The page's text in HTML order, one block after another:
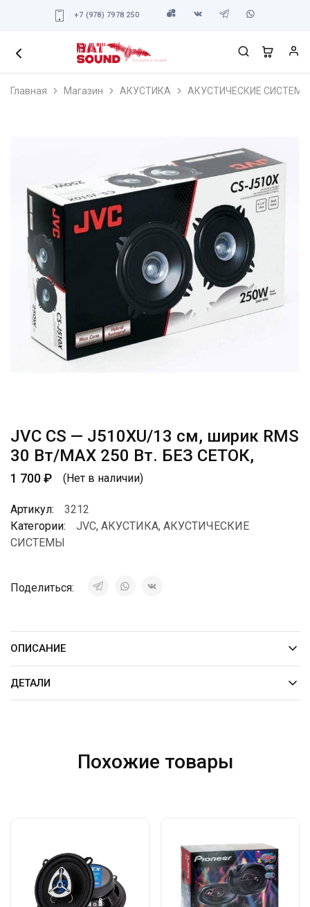
+7 (978) 7978 250
Главная Магазин АКУСТИКА АКУСТИЧЕСКИЕ СИСТЕМЫ
JVC CS — J510XU/13 см, ширик RMS
30 Вт/МАХ 250 Вт. БЕЗ СЕТОК,
1 700₽ (Нет в наличии)
Артикул:
3212
Категории:
JVC, АКУСТИКА, АКУСТИЧЕСКИЕ
СИСТЕМЫ
Поделиться:
ОПИСАНИЕ
ДЕТАЛИ
Похожие товары